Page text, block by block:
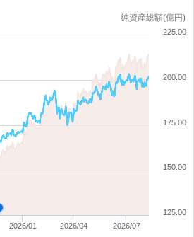
純資産総額(億円)
2026/01 2026/07
2026/04
125.00
150.00
175.00
200.00
225.00